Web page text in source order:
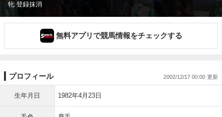
牝 登録抹消
無料アプリで競馬情報をチェックする
プロフィール 2002/12/17 00:00
生年月日 1982年4月23日